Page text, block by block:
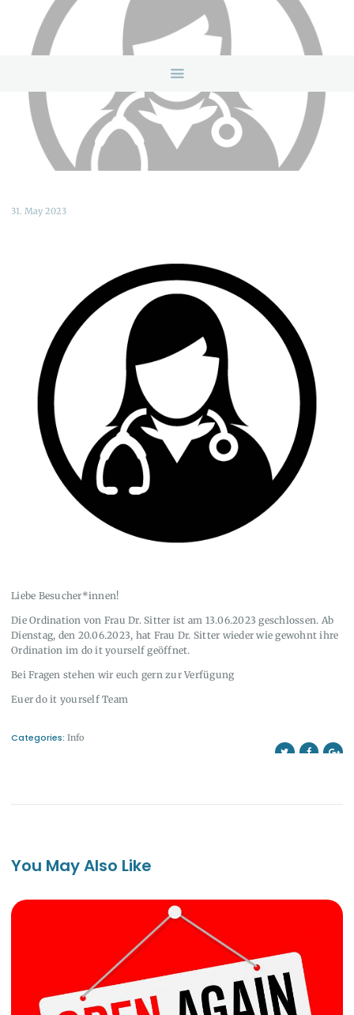
HOME
ANGEBOTE
INFOS & LINKS
NEWS
KONTAKTDATEN
31. May 2023
Liebe Besucher*innen!
Die Ordination von Frau Dr. Sitter ist am 13.06.2023 geschlossen. Ab
Dienstag, den 20.06.2023, hat Frau Dr. Sitter wieder wie gewohnt ihre
Ordination im do it yourself geöffnet.
Bei Fragen stehen wir euch gern zur Verfügung
Euer do it yourself Team
Categories: Info
You May Also Like